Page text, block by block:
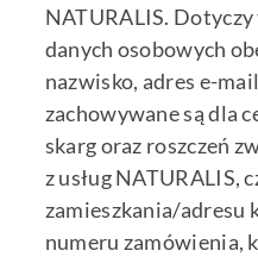
NATURALIS.
danych osobowych
nazwisko, adres e-
zachowywane są dla
skarg oraz roszczeń
z usług NATURALIS,
zamieszkania/adresu
numeru zamówienia,